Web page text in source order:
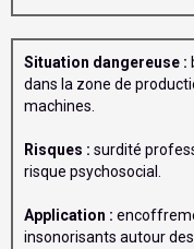
Situation dangereuse :
dans la zone de
machines.
Risques : surdité
risque psychosocial.
Application :
insonorisants autour